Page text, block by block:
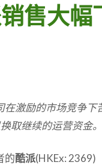
售大幅
在激励的市场竞争下
取继续的运营资金。
的酷派(HKEx: 2369)